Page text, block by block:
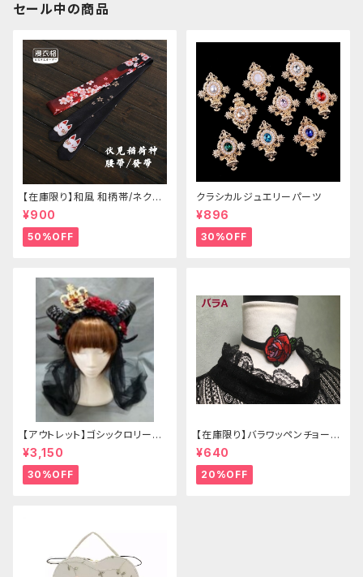
セール中の商品
【在庫限り】和風 和柄帯/ネクタ
イ/リボン（狐面/金魚
¥900
50%OFF
クラシカルジュエリーパーツ
¥896
30%OFF
【アウトレット】ゴシックロリータ
ゴールドクラウン＆ホーン(ヴェ
ール付き)
¥3,150
30%OFF
【在庫限り】バラワッペンチョーカ
ー
¥640
20%OFF